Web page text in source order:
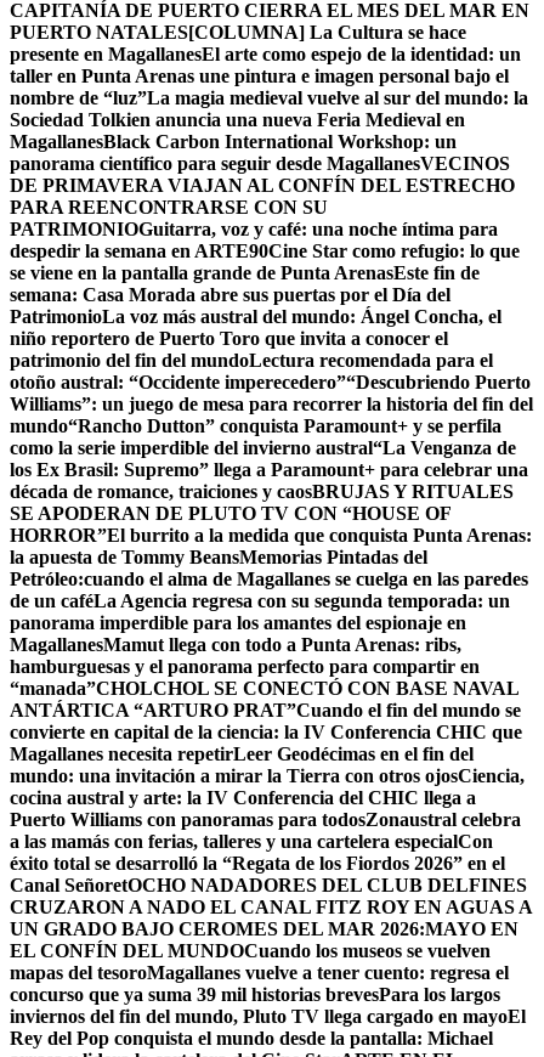
CAPITANÍA DE PUERTO CIERRA EL MES DEL MAR EN
PUERTO NATALES[COLUMNA] La Cultura se hace
presente en MagallanesEl arte como espejo de la identidad: un
taller en Punta Arenas une pintura e imagen personal bajo el
nombre de “luz”La magia medieval vuelve al sur del mundo: la
Sociedad Tolkien anuncia una nueva Feria Medieval en
MagallanesBlack Carbon International Workshop: un
panorama científico para seguir desde MagallanesVECINOS
DE PRIMAVERA VIAJAN AL CONFÍN DEL ESTRECHO
PARA REENCONTRARSE CON SU
PATRIMONIOGuitarra, voz y café: una noche íntima para
despedir la semana en ARTE90Cine Star como refugio: lo que
se viene en la pantalla grande de Punta ArenasEste fin de
semana: Casa Morada abre sus puertas por el Día del
PatrimonioLa voz más austral del mundo: Ángel Concha, el
niño reportero de Puerto Toro que invita a conocer el
patrimonio del fin del mundoLectura recomendada para el
otoño austral: “Occidente imperecedero”“Descubriendo Puerto
Williams”: un juego de mesa para recorrer la historia del fin del
mundo“Rancho Dutton” conquista Paramount+ y se perfila
como la serie imperdible del invierno austral“La Venganza de
los Ex Brasil: Supremo” llega a Paramount+ para celebrar una
década de romance, traiciones y caosBRUJAS Y RITUALES
SE APODERAN DE PLUTO TV CON “HOUSE OF
HORROR”El burrito a la medida que conquista Punta Arenas:
la apuesta de Tommy BeansMemorias Pintadas del
Petróleo:cuando el alma de Magallanes se cuelga en las paredes
de un caféLa Agencia regresa con su segunda temporada: un
panorama imperdible para los amantes del espionaje en
MagallanesMamut llega con todo a Punta Arenas: ribs,
hamburguesas y el panorama perfecto para compartir en
“manada”CHOLCHOL SE CONECTÓ CON BASE NAVAL
ANTÁRTICA “ARTURO PRAT”Cuando el fin del mundo se
convierte en capital de la ciencia: la IV Conferencia CHIC que
Magallanes necesita repetirLeer Geodécimas en el fin del
mundo: una invitación a mirar la Tierra con otros ojosCiencia,
cocina austral y arte: la IV Conferencia del CHIC llega a
Puerto Williams con panoramas para todosZonaustral celebra
a las mamás con ferias, talleres y una cartelera especialCon
éxito total se desarrolló la “Regata de los Fiordos 2026” en el
Canal SeñoretOCHO NADADORES DEL CLUB DELFINES
CRUZARON A NADO EL CANAL FITZ ROY EN AGUAS A
UN GRADO BAJO CEROMES DEL MAR 2026:MAYO EN
EL CONFÍN DEL MUNDOCuando los museos se vuelven
mapas del tesoroMagallanes vuelve a tener cuento: regresa el
concurso que ya suma 39 mil historias brevesPara los largos
inviernos del fin del mundo, Pluto TV llega cargado en mayoEl
Rey del Pop conquista el mundo desde la pantalla: Michael